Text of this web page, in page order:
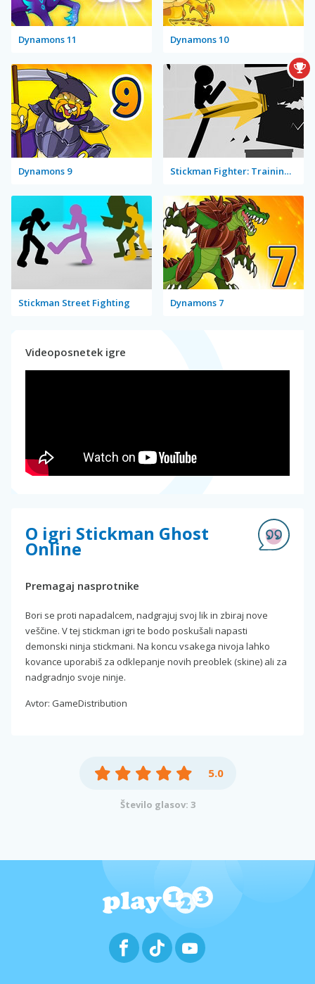
Dynamons 11 Dynamons 10
Dynamons 9 Stickman Fighter: Training Camp
Stickman Street Fighting Dynamons 7
Videoposnetek igre
O igri Stickman Ghost
Online
Premagaj nasprotnike
Bori se proti napadalcem, nadgrajuj svoj lik in zbiraj nove
veščine. V tej stickman igri te bodo poskušali napasti
demonski ninja stickmani. Na koncu vsakega nivoja lahko
kovance uporabiš za odklepanje novih preoblek (skine) ali za
nadgradnjo svoje ninje.
Avtor: GameDistribution
5.0
Število glasov: 3